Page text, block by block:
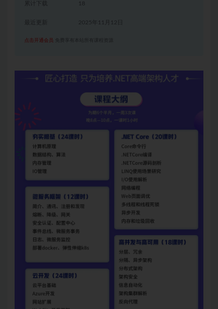
累计下载 18
2025年11月12日
点击开通会员 免费享有本站所有课程资源